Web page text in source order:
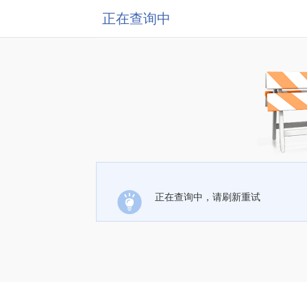
正在查询中
正在查询中，请刷新重试